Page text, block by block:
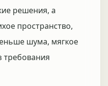
решения, а
пространство,
шума, мягкое
требования